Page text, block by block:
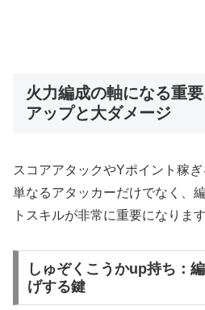
火力編成の軸になる重
アップと大ダメージ
スコアアタックやYポイント稼ぎ
単なるアタッカーだけでなく、
トスキルが非常に重要になります
しゅぞくこうかup持ち：
げする鍵